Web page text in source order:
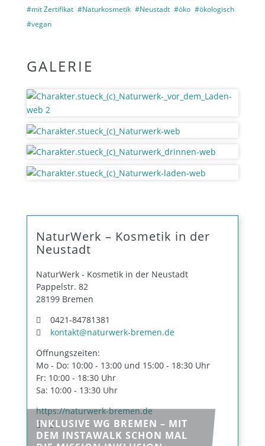
#mit Zertifikat #Naturkosmetik #Neustadt #öko #ökologisch
#vegan
GALERIE
NaturWerk – Kosmetik in der
Neustadt
NaturWerk - Kosmetik in der Neustadt
Pappelstr. 82
28199 Bremen
0421-84781381
kontakt@naturwerk-bremen.de
Öffnungszeiten:
Mo - Do: 10:00 - 13:00 und 15:00 - 18:30 Uhr
Fr: 10:00 - 18:30 Uhr
Sa: 10:00 - 13:30 Uhr
https://naturwerk-bremen.de
INKLUSIVE WG BREMEN – MIT
DEM INSTAWALK SCHON MAL